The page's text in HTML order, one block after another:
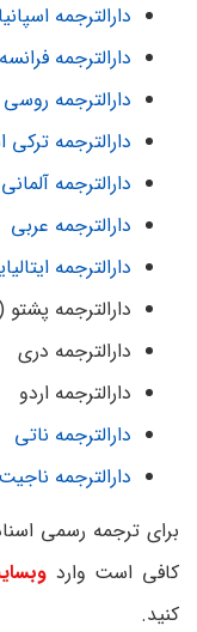
دارالترجمه
دارالترجمه فرانسه
دارالترجمه روسی
دارالترجمه ترکی
دارالترجمه آلمانی
دارالترجمه عربی
دارالترجمه
دارالترجمه پشتو (
دارالترجمه دری
دارالترجمه اردو
دارالترجمه ناتی
دارالترجمه ناجیت
برای ترجمه رسمی
کافی است وارد
کنید.